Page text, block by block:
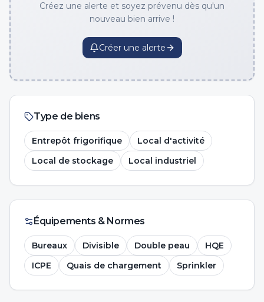
Créez une alerte et soyez prévenu dès qu'un
nouveau bien arrive !
Créer une alerte
Type de biens
Entrepôt frigorifique
Local d'activité
Local de stockage
Local industriel
Équipements & Normes
Bureaux Divisible Double peau
HQE
ICPE
Quais de chargement Sprinkler